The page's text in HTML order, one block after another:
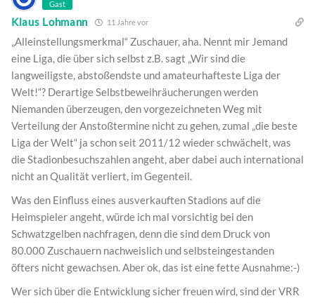
Gast
Klaus Lohmann 11 Jahre vor
„Alleinstellungsmerkmal“ Zuschauer, aha. Nennt mir Jemand
eine Liga, die über sich selbst z.B. sagt „Wir sind die
langweiligste, abstoßendste und amateurhafteste Liga der
Welt!“? Derartige Selbstbeweihräucherungen werden
Niemanden überzeugen, den vorgezeichneten Weg mit
Verteilung der Anstoßtermine nicht zu gehen, zumal „die beste
Liga der Welt“ ja schon seit 2011/12 wieder schwächelt, was
die Stadionbesuchszahlen angeht, aber dabei auch international
nicht an Qualität verliert, im Gegenteil.
Was den Einfluss eines ausverkauften Stadions auf die
Heimspieler angeht, würde ich mal vorsichtig bei den
Schwatzgelben nachfragen, denn die sind dem Druck von
80.000 Zuschauern nachweislich und selbsteingestanden
öfters nicht gewachsen. Aber ok, das ist eine fette Ausnahme:-)
Wer sich über die Entwicklung sicher freuen wird, sind der VRR